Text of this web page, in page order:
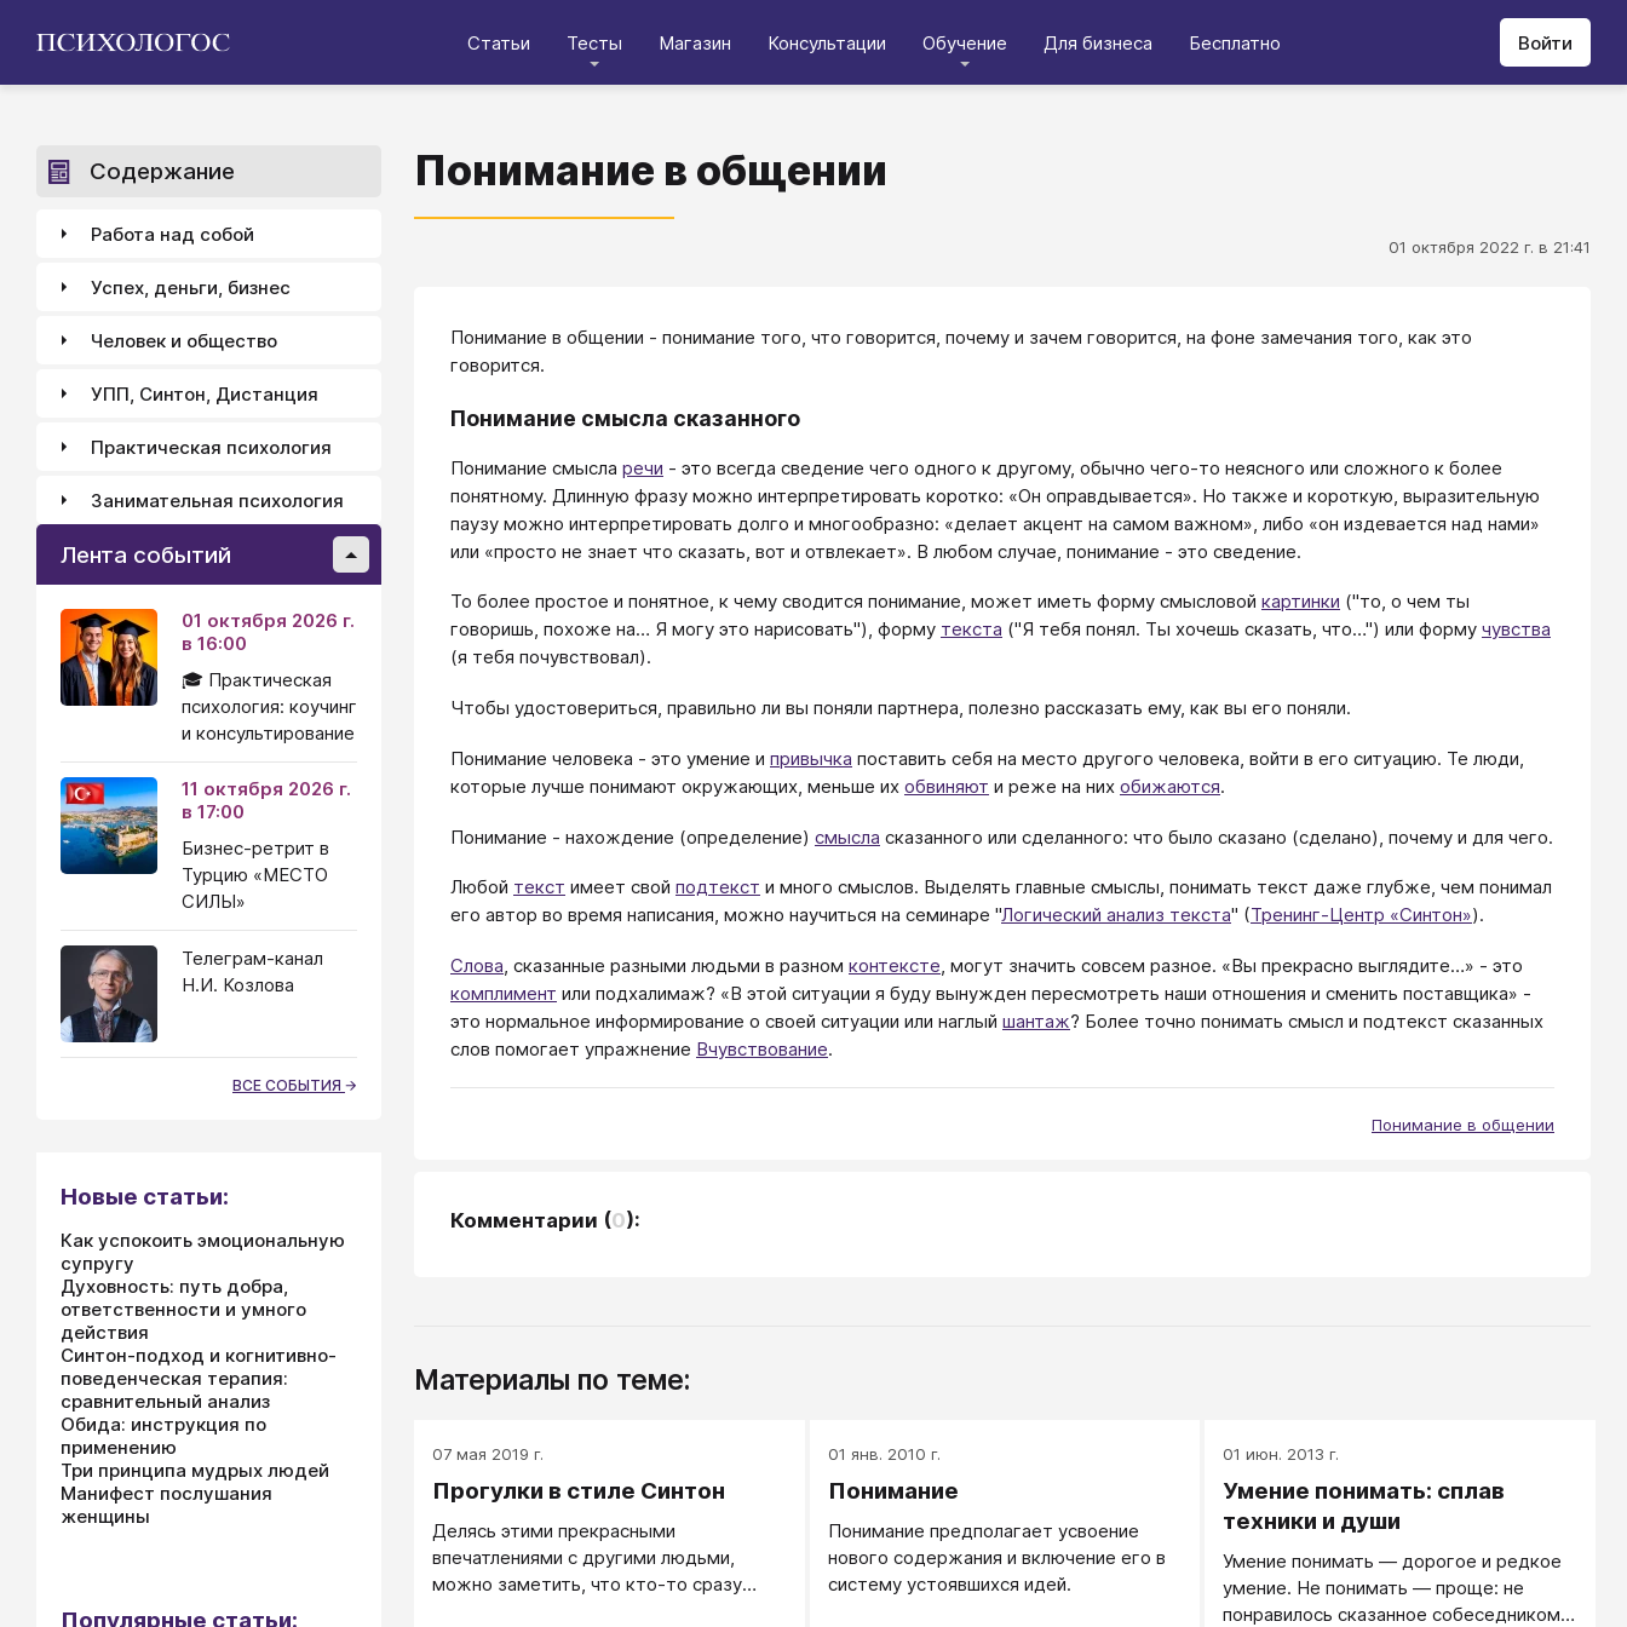
Статьи Тесты Магазин Консультации Обучение Для бизнеса Бесплатно Войти
Понимание в общении
01 октября 2022 г. в 21:41
Понимание в общении - понимание того, что говорится, почему и зачем говорится, на фоне замечания того, как это
говорится.
Понимание смысла сказанного
Понимание смысла речи - это всегда сведение чего одного к другому, обычно чего-то неясного или сложного к более
понятному. Длинную фразу можно интерпретировать коротко: «Он оправдывается». Но также и короткую, выразительную
паузу можно интерпретировать долго и многообразно: «делает акцент на самом важном», либо «он издевается над нами»
или «просто не знает что сказать, вот и отвлекает». В любом случае, понимание - это сведение.
То более простое и понятное, к чему сводится понимание, может иметь форму смысловой картинки ("то, о чем ты
говоришь, похоже на… Я могу это нарисовать"), форму текста ("Я тебя понял. Ты хочешь сказать, что…") или форму чувства
(я тебя почувствовал).
Чтобы удостовериться, правильно ли вы поняли партнера, полезно рассказать ему, как вы его поняли.
Понимание человека - это умение и привычка поставить себя на место другого человека, войти в его ситуацию. Те люди,
которые лучше понимают окружающих, меньше их обвиняют и реже на них обижаются.
Понимание - нахождение (определение) смысла сказанного или сделанного: что было сказано (сделано), почему и для чего.
Любой текст имеет свой подтекст и много смыслов. Выделять главные смыслы, понимать текст даже глубже, чем понимал
его автор во время написания, можно научиться на семинаре "Логический анализ текста" (Тренинг-Центр «Синтон»).
Слова, сказанные разными людьми в разном контексте, могут значить совсем разное. «Вы прекрасно выглядите…» - это
комплимент или подхалимаж? «В этой ситуации я буду вынужден пересмотреть наши отношения и сменить поставщика» -
это нормальное информирование о своей ситуации или наглый шантаж? Более точно понимать смысл и подтекст сказанных
слов помогает упражнение Вчувствование.
Понимание в общении
Комментарии (0):
Материалы по теме:
07 мая 2019 г.
Прогулки в стиле Синтон
Делясь этими прекрасными
впечатлениями с другими людьми,
можно заметить, что кто-то сразу
01 янв. 2010 г.
Понимание
Понимание предполагает усвоение
нового содержания и включение его в
систему устоявшихся идей.
01 июн. 2013 г.
Умение понимать: сплав
техники и души
Умение понимать — дорогое и редкое
умение. Не понимать — проще: не
понравилось сказанное собеседником,
Содержание
Работа над собой
Успех, деньги, бизнес
Человек и общество
УПП, Синтон, Дистанция
Практическая психология
Занимательная психология
Лента событий
01 октября 2026 г.
в 16:00
🎓 Практическая
психология: коучинг
и консультирование
11 октября 2026 г.
в 17:00
Бизнес-ретрит в
Турцию «МЕСТО
СИЛЫ»
Телеграм-канал
Н.И. Козлова
ВСЕ СОБЫТИЯ
Новые статьи:
Как успокоить эмоциональную
супругу
Духовность: путь добра,
ответственности и умного
действия
Синтон-подход и когнитивно-
поведенческая терапия:
сравнительный анализ
Обида: инструкция по
применению
Три принципа мудрых людей
Манифест послушания
женщины
Популярные статьи: